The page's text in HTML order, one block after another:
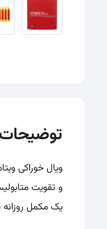
توضیحات
یک مکمل